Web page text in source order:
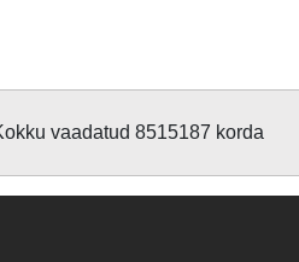
vaadatud 8515187 korda